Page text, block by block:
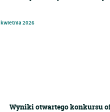
kwietnia 2026
Wyniki otwartego konkursu